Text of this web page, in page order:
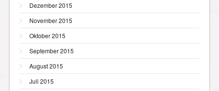
Dezember 2015
November 2015
Oktober 2015
September 2015
August 2015
Juli 2015